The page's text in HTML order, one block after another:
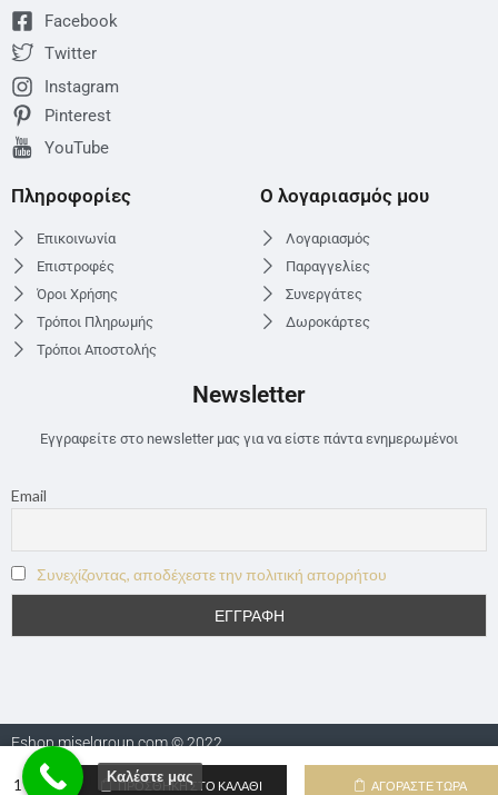
ΠΡΟΣΘΉΚΗ ΣΤΟ ΚΑΛΆΘΙ ΑΓΟΡΆΣΤΕ ΤΏΡΑ
Facebook
Twitter
Instagram
Pinterest
YouTube
Πληροφορίες
Επικοινωνία
Επιστροφές
Όροι Χρήσης
Τρόποι Πληρωμής
Τρόποι Αποστολής
Ο λογαριασμός μου
Λογαριασμός
Παραγγελίες
Συνεργάτες
Δωροκάρτες
Newsletter
Εγγραφείτε στο newsletter μας για να είστε πάντα ενημερωμένοι
Email
Συνεχίζοντας, αποδέχεστε την πολιτική απορρήτου
Eshop.miselgroup.com © 2022
Καλέστε μας